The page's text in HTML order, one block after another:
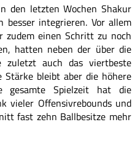
den letzten Wochen Shakur
besser integrieren. Vor allem
zudem einen Schritt zu noch
hatten neben der über die
zuletzt auch das viertbeste
Stärke bleibt aber die höhere
gesamte Spielzeit hat die
vieler Offensivrebounds und
fast zehn Ballbesitze mehr